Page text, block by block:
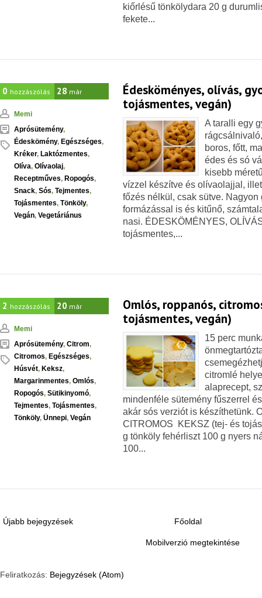
kiőrlésű tönkölydara 20 g
fekete...
0 hozzászólás 28 már
Memi
Aprósütemény,
Édeskömény, Egészséges,
Kréker, Laktózmentes,
Olíva, Olívaolaj,
Receptműves, Ropogós,
Snack, Sós, Tejmentes,
Tojásmentes, Tönköly,
Vegán, Vegetáriánus
Édesköményes, olívás,
tojásmentes, vegán)
A taralli egy
boros, főtt,
édes és só
kisebb
vízzel készítve és olívaolajjal,
főzés nélkül, csak sütve.
formázással is és kitűnő,
nasi. ÉDESKÖMÉNYES,
tojásmentes,...
2 hozzászólás 20 már
Memi
Aprósütemény, Citrom,
Citromos, Egészséges,
Húsvét, Keksz,
Margarinmentes, Omlós,
Ropogós, Sütikinyomó,
Tejmentes, Tojásmentes,
Tönköly, Ünnepi, Vegán
Omlós, roppanós,
tojásmentes, vegán)
15 perc
citromlé
alaprecept,
mindenféle sütemény fűszerrel
akár sós verziót is készíthetünk.
CITROMOS KEKSZ (tej- és
g tönköly fehérliszt 100 g nyers
100...
Újabb bejegyzések Főoldal
Mobilverzió megtekintése
Feliratkozás: Bejegyzések (Atom)